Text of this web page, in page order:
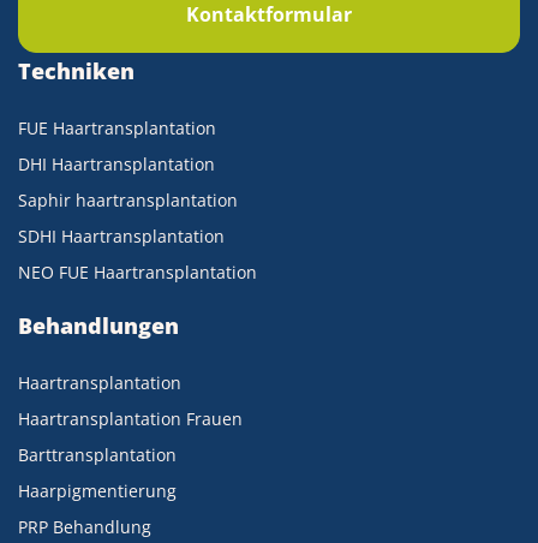
Kontaktformular
Techniken
FUE Haartransplantation
DHI Haartransplantation
Saphir haartransplantation
SDHI Haartransplantation
NEO FUE Haartransplantation
Behandlungen
Haartransplantation
Haartransplantation Frauen
Barttransplantation
Haarpigmentierung
PRP Behandlung